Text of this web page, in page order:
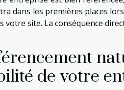
dans les premières places
votre site. La conséquence
de votre